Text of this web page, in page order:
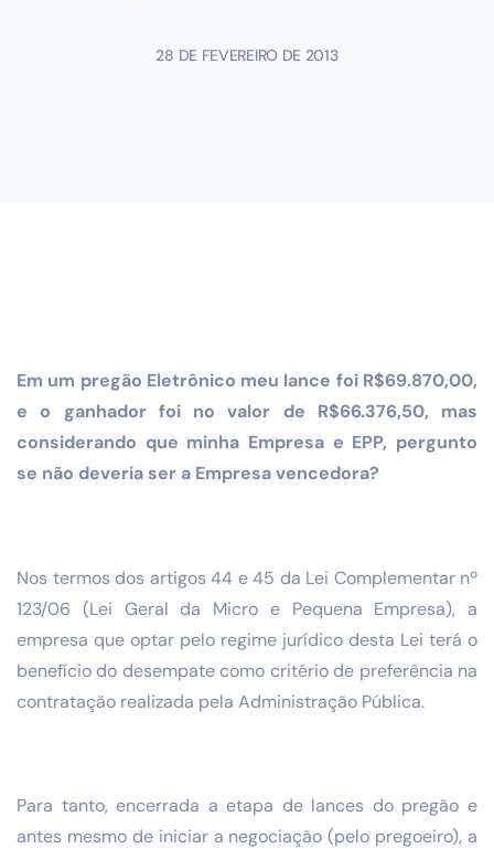
28 DE FEVEREIRO DE 2013
Em um pregão Eletrônico meu lance foi R$69.870,00,
e o ganhador foi no valor de R$66.376,50, mas
considerando que minha Empresa e EPP, pergunto
se não deveria ser a Empresa vencedora?
Nos termos dos artigos 44 e 45 da Lei Complementar nº
123/06 (Lei Geral da Micro e Pequena Empresa), a
empresa que optar pelo regime jurídico desta Lei terá o
benefício do desempate como critério de preferência na
contratação realizada pela Administração Pública.
Para tanto, encerrada a etapa de lances do pregão e
antes mesmo de iniciar a negociação (pelo pregoeiro), a